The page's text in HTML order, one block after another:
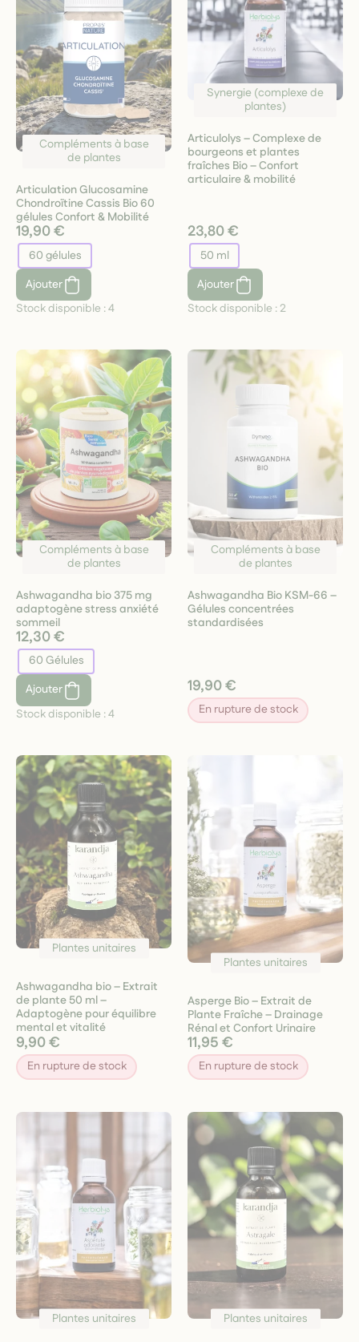
Compléments à base
de plantes
Articulation Glucosamine
Chondroïtine Cassis Bio 60
gélules Confort & Mobilité
19,90 €
60 gélules
Ajouter
Stock disponible :4
Synergie (complexe de
plantes)
Articulolys – Complexe de
bourgeons et plantes
fraîches Bio – Confort
articulaire & mobilité
23,80 €
50 ml
Ajouter
Stock disponible : 2
Compléments à base
de plantes
Ashwagandha bio 375 mg
adaptogène stress anxiété
sommeil
12,30 €
60 Gélules
Ajouter
Stock disponible :4
Compléments à base
de plantes
Ashwagandha Bio KSM-66 –
Gélules concentrées
standardisées
19,90 €
En rupture de stock
Plantes unitaires
Ashwagandha bio – Extrait
de plante 50 ml –
Adaptogène pour équilibre
mental et vitalité
9,90 €
En rupture de stock
Plantes unitaires
Asperge Bio – Extrait de
Plante Fraîche – Drainage
Rénal et Confort Urinaire
11,95 €
En rupture de stock
Plantes unitaires Plantes unitaires